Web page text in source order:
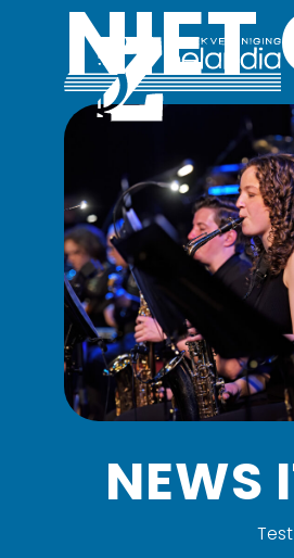
NIET
NEWS
Test